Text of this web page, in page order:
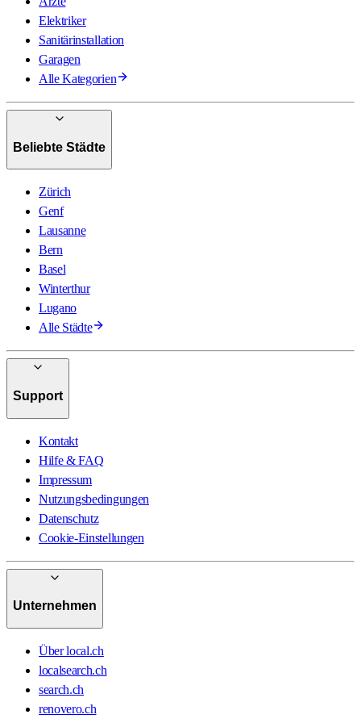
Elektriker
Sanitärinstallation
Garagen
Alle Kategorien
Beliebte Städte
Zürich
Genf
Lausanne
Bern
Basel
Winterthur
Lugano
Alle Städte
Support
Kontakt
Hilfe & FAQ
Impressum
Nutzungsbedingungen
Datenschutz
Cookie-Einstellungen
Unternehmen
Über local.ch
localsearch.ch
search.ch
renovero.ch